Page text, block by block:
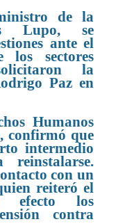
de la
Lupo, se
ante el
los sectores
la
Paz en
Humanos
confirmó que
intermedio
con un
reiteró el
efecto los
contra